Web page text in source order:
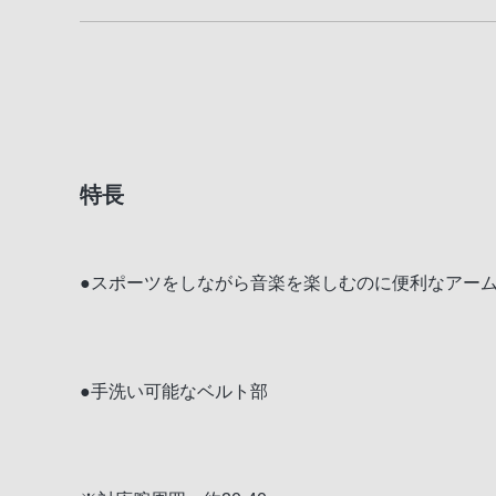
特長
●スポーツをしながら音楽を楽しむのに便利なアー
●手洗い可能なベルト部